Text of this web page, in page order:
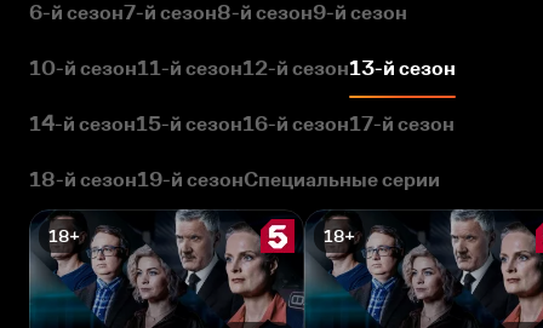
6-й сезон7-й сезон8-й сезон9-й сезон
10-й сезон11-й сезон12-й сезон13-й сезон
14-й сезон15-й сезон16-й сезон17-й сезон
18-й сезон19-й сезонСпециальные серии
18+ 18+